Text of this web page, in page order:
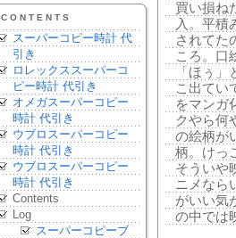
買い損ね
入。平積
されてた
ころ。口
「ほぅ
こ出てい
をマンガ
クやら何
の絵柄が
柄。けっ
そういや
ニメなら
がいい気
の中では
CONTENTS
スーパーコピー時計 代
引き
ロレックススーパーコ
ピー時計 代引き
オメガスーパーコピー
時計 代引き
ウブロスーパーコピー
時計 代引き
ウブロスーパーコピー
時計 代引き
Contents
Log
スーパーコピーブ